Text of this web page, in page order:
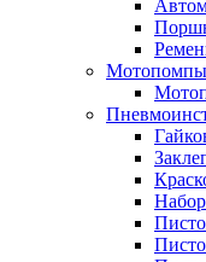
Мотопомпы